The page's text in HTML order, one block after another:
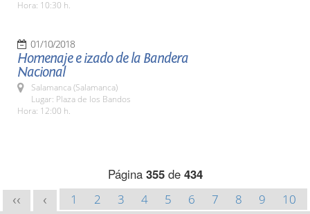
Hora: 10:30 h.
01/10/2018
Homenaje e izado de la Bandera
Nacional
Salamanca (Salamanca)
Lugar: Plaza de los Bandos
Hora: 12:00 h.
Página 355de 434
<< < 1 2 3 4 5 6 7 8 9
10